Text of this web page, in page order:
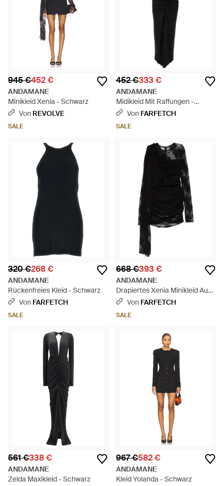
945 €452 €
ANDAMANE
Minikleid Xenia - Schwarz
Von REVOLVE
SALE
452 €333 €
ANDAMANE
Midikleid Mit Raffungen -
Schwarz
Von FARFETCH
SALE
320 €268 €
ANDAMANE
Rückenfreies Kleid - Schwarz
Von FARFETCH
SALE
668 €393 €
ANDAMANE
Drapiertes Xenia Minikleid Aus
Spitze - Schwarz
Von FARFETCH
SALE
561 €338 €
ANDAMANE
Zelda Maxikleid - Schwarz
967 €582 €
ANDAMANE
Kleid Yolanda - Schwarz